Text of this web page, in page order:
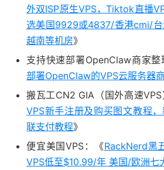
外双ISP原生VPS，Tiktok直播
选美国9929或4837/香港cmi/
越南等机房》
支持快速部署OpenClaw商家整
部署OpenClaw的VPS云服务器
搬瓦工CN2 GIA（国外高速
VPS新手注册及购买图文教程
联支付教程》
便宜美国VPS：《RackNerd黑
VPS低至$10.99/年 美国/欧洲七